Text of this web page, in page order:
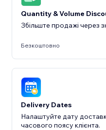
Quantity & Volume
Збільште продажі через
Безкоштовно
Delivery Dates
Налаштуйте дату
часового поясу клієнта.